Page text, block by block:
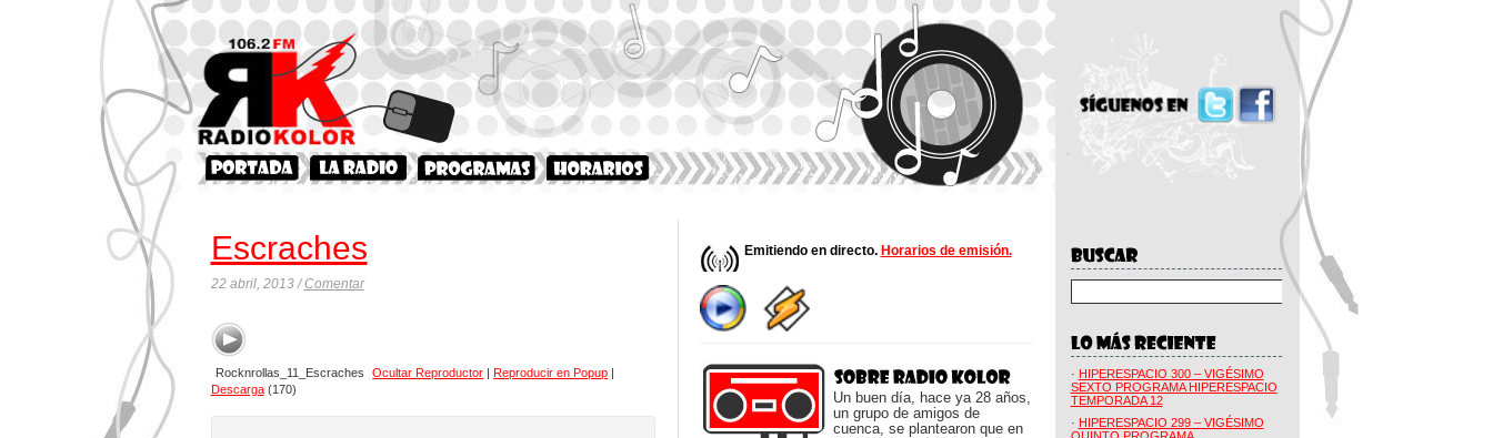
Escraches
22 abril, 2013 /Comentar
Rocknrollas_11_Escraches Ocultar Reproductor |Reproducir en Popup |
Descarga(170)
Emitiendo en directo. Horarios de emisión.
Un buen día, hace ya 28 años,
un grupo de amigos de
cuenca, se plantearon que en
· HIPERESPACIO 300 – VIGÉSIMO
SEXTO PROGRAMA HIPERESPACIO
TEMPORADA 12
· HIPERESPACIO 299 – VIGÉSIMO